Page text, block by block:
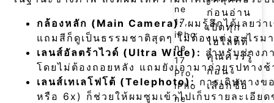
กล้องหลัก (Main Camera):ผมรู้สึกได้เลยว่
แถมสีก็ดูเป็นธรรมชาติสุดๆ ไม่ต้องแต่งอะไรม
เลนส์อัลตร้าไวด์ (Ultra Wide): สำหรับช่างภ
โดยไม่ต้องถอยหลัง แถมยังเอามาถ่ายรูปทาง
เลนส์เทเลโฟโต้ (Telephoto): การเดินทาง
หรือ 6x) ก็ช่วยให้ผมซูมเข้าไปเก็บรายละเอีย
ก่อนอ่าน
เปิดทุก
ไฮไลต์ที่
คุณควรรู้
ก่อน
เลือกซื้อ